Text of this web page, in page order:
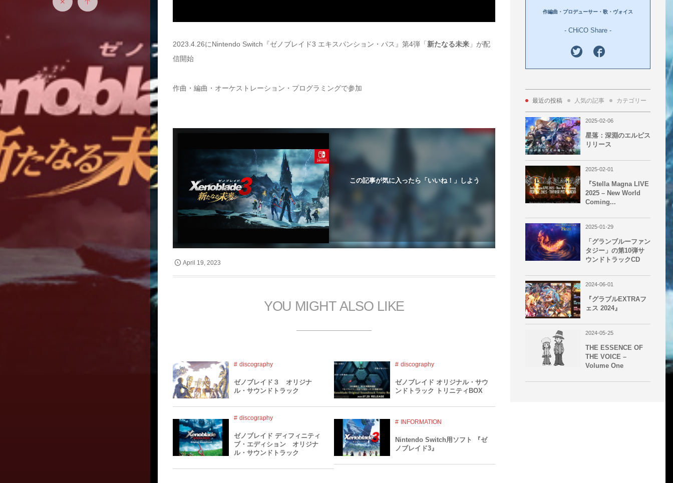
2023.4.26にNintendo Switch『ゼノブレイド3 エキスパンション・パス』第4弾「 新たなる未来 」が配
信開始
作曲・編曲・オーケストレーション・プログラミングで参加
この記事が気に入ったら「いいね！」しよう
April 19, 2023
YOU MIGHT ALSO LIKE
discography
ゼノブレイド３ オリジナ
ル・サウンドトラック
discography
ゼノブレイド オリジナル・サウ
ンドトラック トリニティBOX
discography
ゼノブレイド ディフィニティ
ブ・エディション オリジナ
ル・サウンドトラック
INFORMATION
Nintendo Switch用ソフト 『ゼ
ノブレイド3』
作編曲・プロデューサー・歌・ヴォイス
- CHiCO Share -
最近の投稿 人気の記事 カテゴリー
2025-02-06
星落：深淵のエルピス
リリース
2025-02-01
『Stella Magna LIVE
2025 – New World
Coming...
2025-01-29
「グランブルーファン
タジー」の第10弾サ
ウンドトラックCD
2024-06-01
『グラブルEXTRAフ
ェス 2024』
2024-05-25
THE ESSENCE OF
THE VOICE –
Volume One